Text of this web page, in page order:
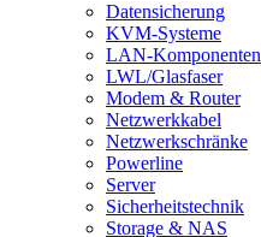
Datensicherung
KVM-Systeme
LAN-Komponenten
LWL/Glasfaser
Modem & Router
Netzwerkkabel
Netzwerkschränke
Powerline
Server
Sicherheitstechnik
Storage & NAS